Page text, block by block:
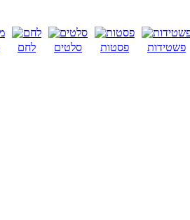
לחם סלטים פסטות פשטידות